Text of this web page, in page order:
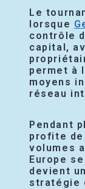
Le
lorsque
contrôle
capital,
permet à
moyens
réseau
Pendant
profite
volumes
Europe
devient
stratégie